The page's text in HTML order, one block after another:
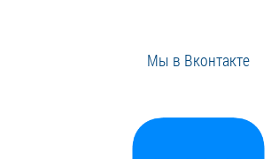
Мы в Вконтакте